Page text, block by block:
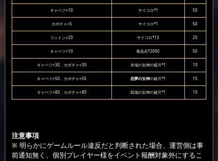
キャベツ×10 サイコロ*1 50
カボチャ×5 サイコロ*1 50
コットン×20 サイコロ*13 20
キャベツ×10 青晶石*2000 50
キャベツ×30、カボチャ×30 氷域の女神の破片*1 10
キャベツ×50、カボチャ×50 恋夢の女神の破片*1 15
キャベツ×80、カボチャ×80 戦场の女神の破片*1 10
注意事項
※ 明らかにゲームルール違反だと判断された場合、運営側は事
前通知無く、個別プレイヤー様をイベント報酬対象外にするこ